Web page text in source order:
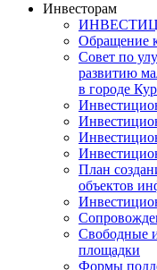
Инвесторам
Обращение
Совет по
развитию
в городе
План
объектов
Свободные
площадки
Формы